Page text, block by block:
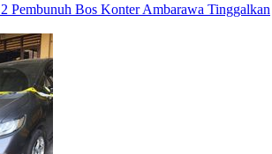
Pembunuh Bos Konter Ambarawa Tinggalkan